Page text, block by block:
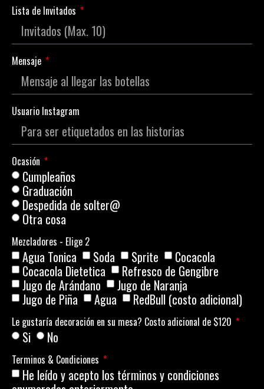
Lista de Invitados
Mensaje
Usuario Instagram
Ocasión
Cumpleaños
Graduación
Despedida de solter@
Otra cosa
Mezcladores - Elige 2
Agua Tonica Soda Sprite
Cocacola
Cocacola Dietetica
Refresco de Gengibre
Jugo de Arándano
Jugo de Naranja
Jugo de Piña
Agua RedBull (costo adicional)
Le gustaría decoración en su mesa? Costo adicional de $120
Si No
Terminos & Condiciones
He leído y acepto los términos y condiciones